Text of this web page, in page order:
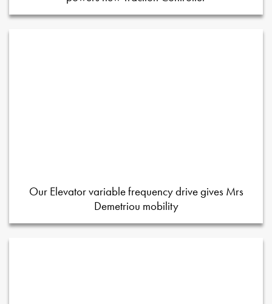
Our Elevator variable frequency drive gives Mrs
Demetriou mobility